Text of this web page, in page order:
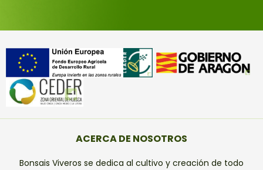
ACERCA DE NOSOTROS
Bonsais Viveros se dedica al cultivo y creación de todo